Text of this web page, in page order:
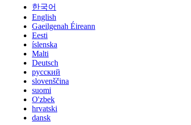
한국어
English
Gaeilgenah Éireann
Eesti
íslenska
Malti
Deutsch
русский
slovenščina
suomi
O'zbek
hrvatski
dansk